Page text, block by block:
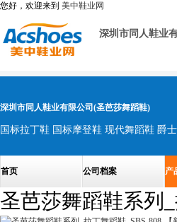
您好，欢迎来到 美中鞋业网
深圳市同人鞋业
深圳市同人鞋业有限公司(圣芭莎舞蹈鞋)
国标拉丁鞋 国标摩登鞋 现代舞蹈鞋 爵
首页 公司档案 产
圣芭莎舞蹈鞋系列